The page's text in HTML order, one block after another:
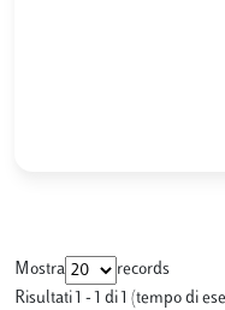
Mostra
records
Risultati 1 - 1 di 1 (tempo di